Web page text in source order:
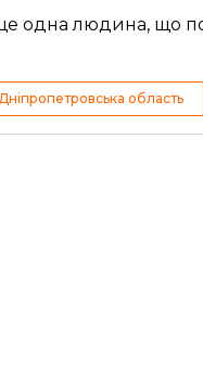
одна людина, що
Дніпропетровська область